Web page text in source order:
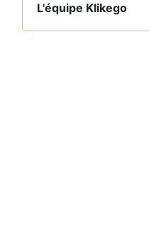
L'équipe Klikego